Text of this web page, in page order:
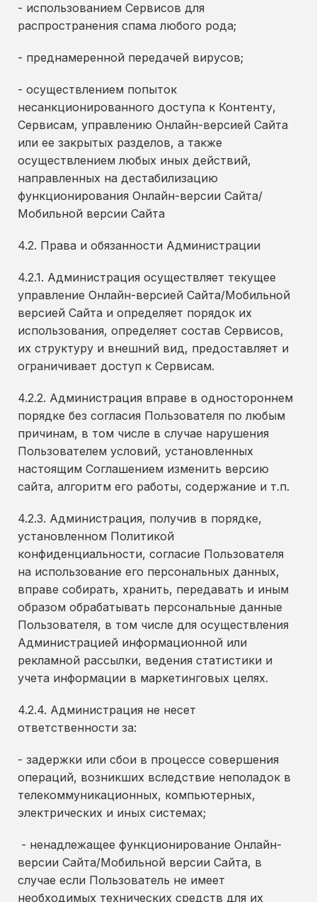
- использованием Сервисов для
распространения спама любого рода;
- преднамеренной передачей вирусов;
- осуществлением попыток
несанкционированного доступа к Контенту,
Сервисам, управлению Онлайн-версией Сайта
или ее закрытых разделов, а также
осуществлением любых иных действий,
направленных на дестабилизацию
функционирования Онлайн-версии Сайта/
Мобильной версии Сайта
4.2. Права и обязанности Администрации
4.2.1. Администрация осуществляет текущее
управление Онлайн-версией Сайта/Мобильной
версией Сайта и определяет порядок их
использования, определяет состав Сервисов,
их структуру и внешний вид, предоставляет и
ограничивает доступ к Сервисам.
4.2.2. Администрация вправе в одностороннем
порядке без согласия Пользователя по любым
причинам, в том числе в случае нарушения
Пользователем условий, установленных
настоящим Соглашением изменить версию
сайта, алгоритм его работы, содержание и т.п.
4.2.3. Администрация, получив в порядке,
установленном Политикой
конфиденциальности, согласие Пользователя
на использование его персональных данных,
вправе собирать, хранить, передавать и иным
образом обрабатывать персональные данные
Пользователя, в том числе для осуществления
Администрацией информационной или
рекламной рассылки, ведения статистики и
учета информации в маркетинговых целях.
4.2.4. Администрация не несет
ответственности за:
- задержки или сбои в процессе совершения
операций, возникших вследствие неполадок в
телекоммуникационных, компьютерных,
электрических и иных системах;
- ненадлежащее функционирование Онлайн-
версии Сайта/Мобильной версии Сайта, в
случае если Пользователь не имеет
необходимых технических средств для их